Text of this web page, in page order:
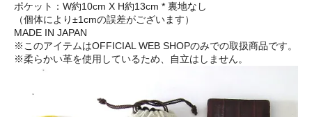
ポケット：W約10cm X H約13cm * 裏地なし
（個体により±1cmの誤差がございます）
MADE IN JAPAN
※このアイテムはOFFICIAL WEB SHOPのみでの取扱商品です。
※柔らかい革を使用しているため、自立はしません。